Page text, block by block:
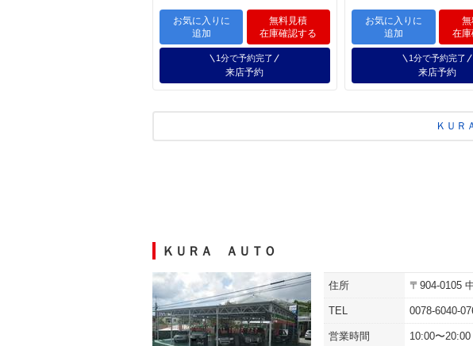
お気に入りに
追加
無料見積
在庫確認する
1分で予約完了
来店予約
お気に入りに
追加
無
在
1分で予約完了
来店予約
ＫＵＲ
ＫＵＲＡ ＡＵＴＯ
住所 〒904-0105
TEL 0078-6040-
営業時間 10:00〜20:00